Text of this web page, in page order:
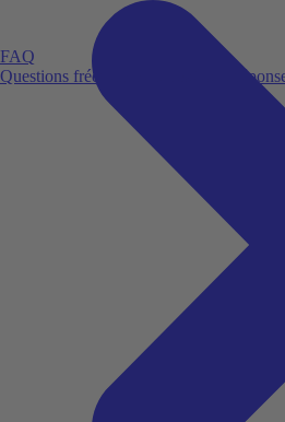
FAQ
Questions fréquemment posées et